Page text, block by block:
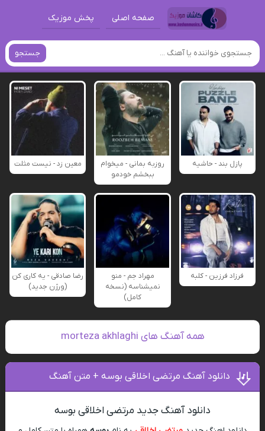
صفحه اصلی پخش موزیک
جستجو
پازل بند - حاشیه
روزبه بمانی - میخوام
ببخشم خودمو
معین زد - نیست مثلت
فرزاد فرزین - کلبه
مهراد جم - منو
نمیشناسه (نسخه
کامل)
رضا صادقی - یه کاری کن
(ورژن جدید)
همه آهنگ های morteza akhlaghi
دانلود آهنگ مرتضی اخلاقی بوسه + متن آهنگ
دانلود آهنگ جدید مرتضی اخلاقی بوسه